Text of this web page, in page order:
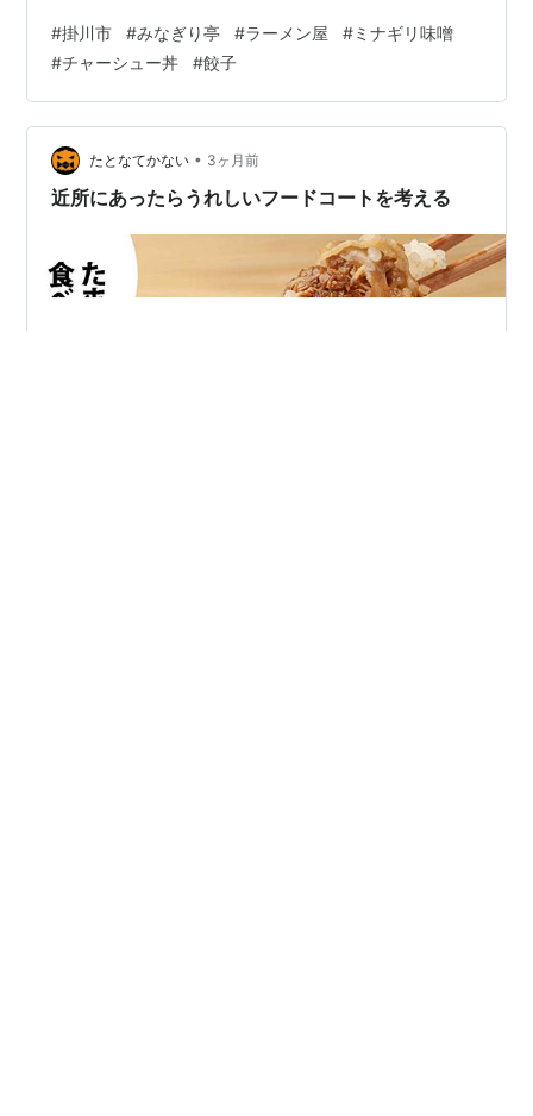
ー丼 250円(税込)。 餃子 450(税込)。 まずはラーメン、
ミナギリ味噌󠄀。 炒めた肉や野菜(もやし、ニラ、玉ねぎ)
とおろしニンニクがたっぷり。 濃厚なスープや炒め野菜
と麺が絡んでいい感じ。 がっつり美味しいラーメンでし
た。 ランチ限定セットのミニチャーシュー…
#掛川市 #みなぎり亭 #ラーメン屋 #ミナギリ味噌󠄀
#チャーシュー丼 #餃子
たとなてかない • 3ヶ月前
近所にあったらうれしいフードコートを考える